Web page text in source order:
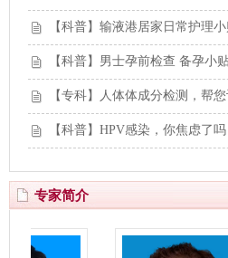
【科普】输液港居家日常护理
【科普】男士孕前检查 备孕小
【专科】人体体成分检测，帮
【科普】HPV感染，你焦虑了吗
专家简介